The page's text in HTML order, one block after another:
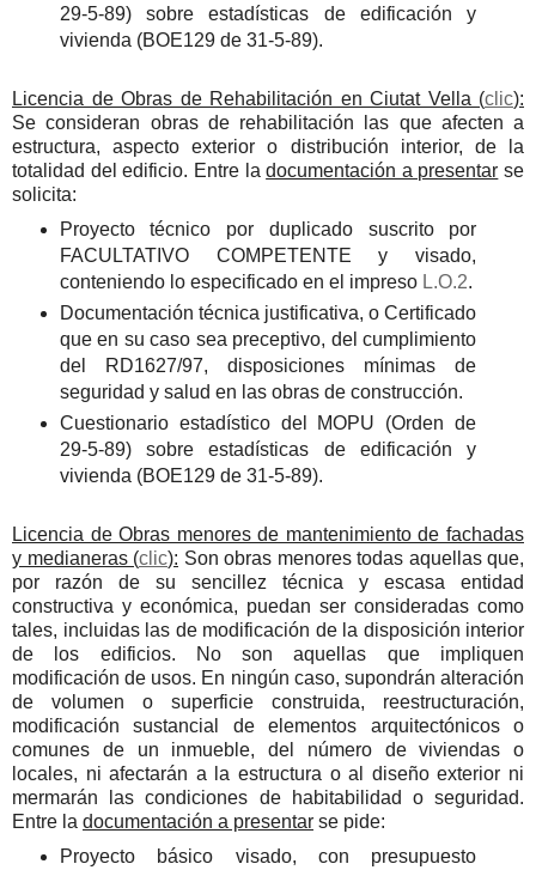
29-5-89) sobre estadísticas de edificación y
vivienda (BOE129 de 31-5-89).
Licencia de Obras de Rehabilitación en Ciutat Vella (clic):
Se consideran obras de rehabilitación las que afecten a
estructura, aspecto exterior o distribución interior, de la
totalidad del edificio. Entre ladocumentación a presentar se
solicita:
Proyecto técnico por duplicado suscrito por
FACULTATIVO COMPETENTE y visado,
conteniendo lo especificado en el impreso L.O.2.
Documentación técnica justificativa, o Certificado
que en su caso sea preceptivo, del cumplimiento
del RD1627/97, disposiciones mínimas de
seguridad y salud en las obras de construcción.
Cuestionario estadístico del MOPU (Orden de
29-5-89) sobre estadísticas de edificación y
vivienda (BOE129 de 31-5-89).
Licencia de Obras menores de mantenimiento de fachadas
y medianeras (clic): Son obras menores todas aquellas que,
por razón de su sencillez técnica y escasa entidad
constructiva y económica, puedan ser consideradas como
tales, incluidas las de modificación de la disposición interior
de los edificios. No son aquellas que impliquen
modificación de usos. En ningún caso, supondrán alteración
de volumen o superficie construida, reestructuración,
modificación sustancial de elementos arquitectónicos o
comunes de un inmueble, del número de viviendas o
locales, ni afectarán a la estructura o al diseño exterior ni
mermarán las condiciones de habitabilidad o seguridad.
Entre la documentación a presentar se pide:
Proyecto básico visado, con presupuesto